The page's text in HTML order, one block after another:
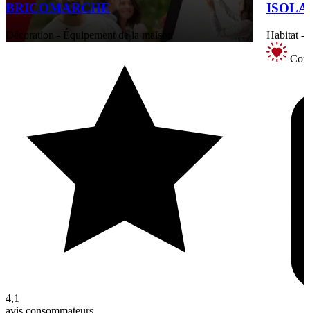
BRICOMARCHE
Décoration - Équipement de la maison
4,1
avis consommateurs
Habitat -